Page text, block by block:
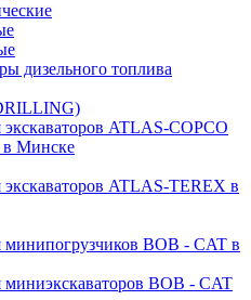
дизельного топлива
экскаваторов ATLAS-COPCO
Минске
экскаваторов ATLAS-TEREX в
минипогрузчиков BOB - CAT в
миниэкскаваторов BOB - CAT